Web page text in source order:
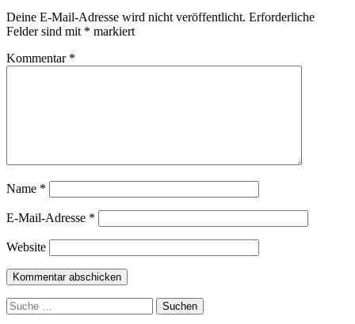
Deine E-Mail-Adresse wird nicht veröffentlicht. Erforderliche
Felder sind mit * markiert
Kommentar *
Name *
E-Mail-Adresse *
Website
Suchen